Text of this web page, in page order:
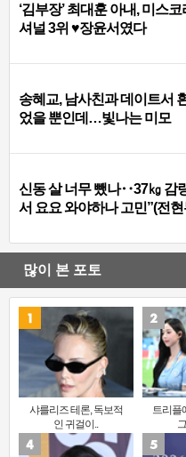
‘김부장’ 최대훈 아내, 미스
셔널 3위 ♥장윤서였다
송혜교, 남사친과 데이트서
었을 뿐인데…빛나는 미모
신동 살 너무 뺐나‥37㎏ 감
서 요요 와야하나 고민”(전
많이 본 포토
샤를리즈 테론, 독보적
인 귀걸이..
트리플